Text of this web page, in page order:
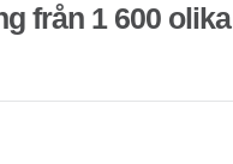
från 1 600